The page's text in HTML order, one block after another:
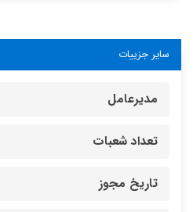
سایر جزییات
مدیرعامل
تعداد شعبات
تاریخ مجوز